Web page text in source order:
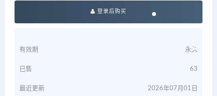
登录后购买
有效期 永久
已售 63
最近更新 2026年07月01日